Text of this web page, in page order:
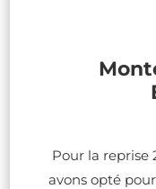
Pour la reprise
avons opté